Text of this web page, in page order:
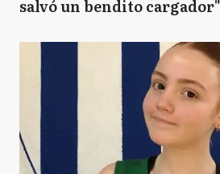
salvó un bendito cargador"